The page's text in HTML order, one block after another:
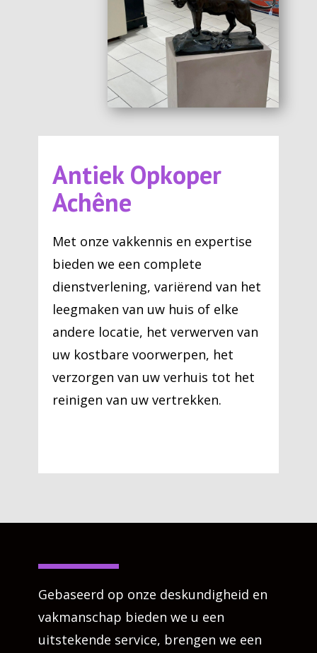
Antiek Opkoper
Achêne
Met onze vakkennis en expertise
bieden we een complete
dienstverlening, variërend van het
leegmaken van uw huis of elke
andere locatie, het verwerven van
uw kostbare voorwerpen, het
verzorgen van uw verhuis tot het
reinigen van uw vertrekken.
Gebaseerd op onze deskundigheid en
vakmanschap bieden we u een
uitstekende service, brengen we een